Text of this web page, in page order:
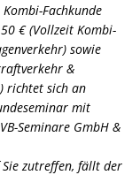
Fachkunde
€ (Vollzeit Kombi-
sowie
&
richtet sich an
mit
Seminare GmbH &
zutreffen, fällt der